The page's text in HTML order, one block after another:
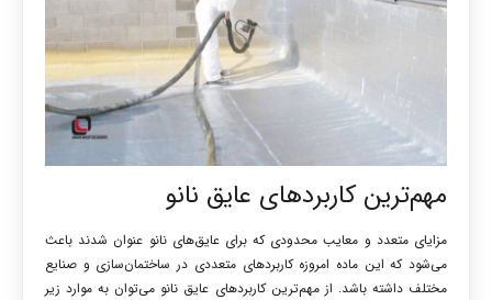
مهم‌ترین کاربردهای عایق نانو
مزایای متعدد و معایب محدودی که برای عایق‌های نانو عنوان شدند باعث
می‌شود که این ماده امروزه کاربردهای متعددی در ساختمان‌سازی و صنایع
مختلف داشته باشد. از مهم‌ترین کاربردهای عایق نانو می‌توان به موارد زیر